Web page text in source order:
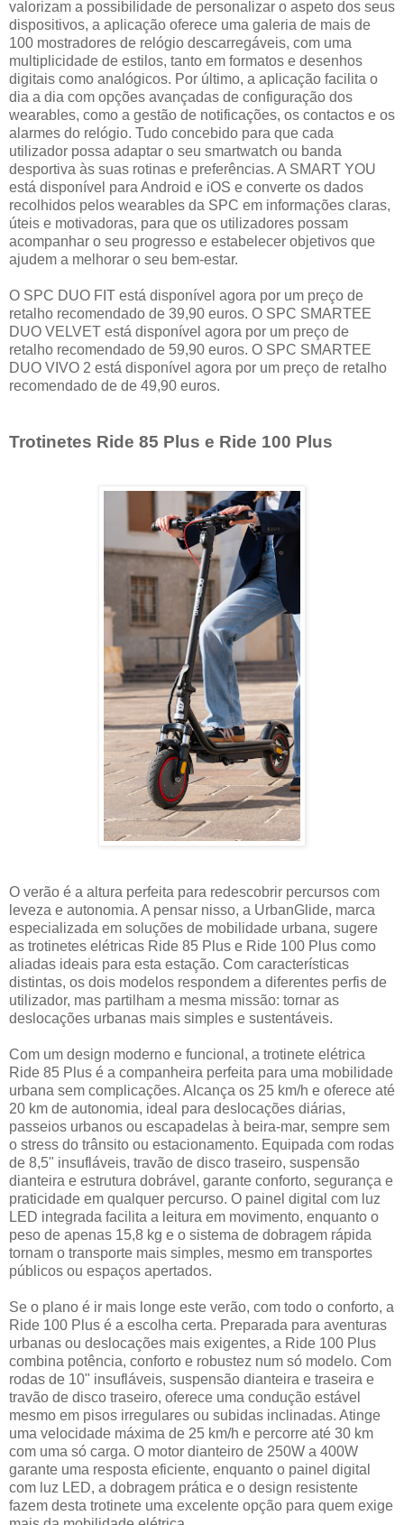
valorizam a possibilidade de personalizar o aspeto dos seus
dispositivos, a aplicação oferece uma galeria de mais de
100 mostradores de relógio descarregáveis, com uma
multiplicidade de estilos, tanto em formatos e desenhos
digitais como analógicos. Por último, a aplicação facilita o
dia a dia com opções avançadas de configuração dos
wearables, como a gestão de notificações, os contactos e os
alarmes do relógio. Tudo concebido para que cada
utilizador possa adaptar o seu smartwatch ou banda
desportiva às suas rotinas e preferências. A SMART YOU
está disponível para Android e iOS e converte os dados
recolhidos pelos wearables da SPC em informações claras,
úteis e motivadoras, para que os utilizadores possam
acompanhar o seu progresso e estabelecer objetivos que
ajudem a melhorar o seu bem-estar.
O SPC DUO FIT está disponível agora por um preço de
retalho recomendado de 39,90 euros. O SPC SMARTEE
DUO VELVET está disponível agora por um preço de
retalho recomendado de 59,90 euros. O SPC SMARTEE
DUO VIVO 2 está disponível agora por um preço de retalho
recomendado de de 49,90 euros.
Trotinetes Ride 85 Plus e Ride 100 Plus
O verão é a altura perfeita para redescobrir percursos com
leveza e autonomia. A pensar nisso, a UrbanGlide, marca
especializada em soluções de mobilidade urbana, sugere
as trotinetes elétricas Ride 85 Plus e Ride 100 Plus como
aliadas ideais para esta estação. Com características
distintas, os dois modelos respondem a diferentes perfis de
utilizador, mas partilham a mesma missão: tornar as
deslocações urbanas mais simples e sustentáveis.
Com um design moderno e funcional, a trotinete elétrica
Ride 85 Plus é a companheira perfeita para uma mobilidade
urbana sem complicações. Alcança os 25 km/h e oferece até
20 km de autonomia, ideal para deslocações diárias,
passeios urbanos ou escapadelas à beira-mar, sempre sem
o stress do trânsito ou estacionamento. Equipada com rodas
de 8,5" insufláveis, travão de disco traseiro, suspensão
dianteira e estrutura dobrável, garante conforto, segurança e
praticidade em qualquer percurso. O painel digital com luz
LED integrada facilita a leitura em movimento, enquanto o
peso de apenas 15,8 kg e o sistema de dobragem rápida
tornam o transporte mais simples, mesmo em transportes
públicos ou espaços apertados.
Se o plano é ir mais longe este verão, com todo o conforto, a
Ride 100 Plus é a escolha certa. Preparada para aventuras
urbanas ou deslocações mais exigentes, a Ride 100 Plus
combina potência, conforto e robustez num só modelo. Com
rodas de 10" insufláveis, suspensão dianteira e traseira e
travão de disco traseiro, oferece uma condução estável
mesmo em pisos irregulares ou subidas inclinadas. Atinge
uma velocidade máxima de 25 km/h e percorre até 30 km
com uma só carga. O motor dianteiro de 250W a 400W
garante uma resposta eficiente, enquanto o painel digital
com luz LED, a dobragem prática e o design resistente
fazem desta trotinete uma excelente opção para quem exige